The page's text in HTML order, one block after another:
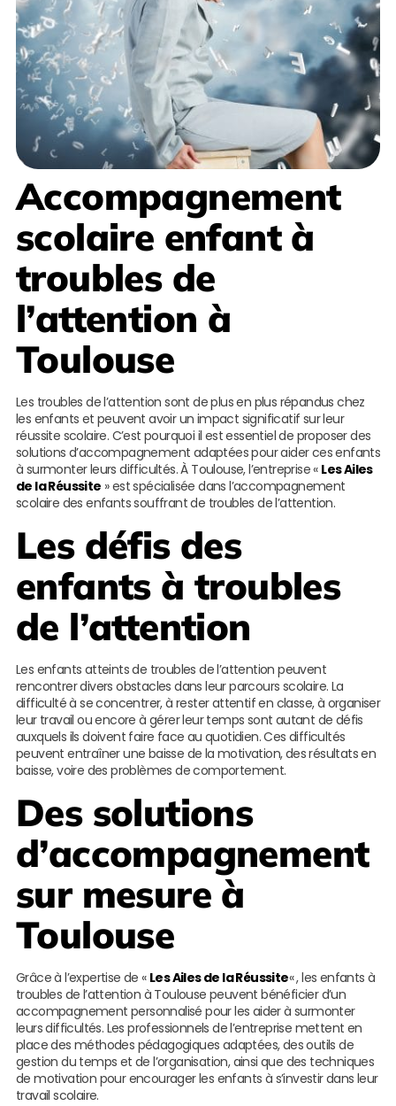
Accompagnement
scolaire enfant à
troubles de
l’attention à
Toulouse
Les troubles de l’attention sont de plus en plus répandus chez
les enfants et peuvent avoir un impact significatif sur leur
réussite scolaire. C’est pourquoi il est essentiel de proposer des
solutions d’accompagnement adaptées pour aider ces enfants
à surmonter leurs difficultés. À Toulouse, l’entreprise « Les Ailes
de la Réussite » est spécialisée dans l’accompagnement
scolaire des enfants souffrant de troubles de l’attention.
Les défis des
enfants à troubles
de l’attention
Les enfants atteints de troubles de l’attention peuvent
rencontrer divers obstacles dans leur parcours scolaire. La
difficulté à se concentrer, à rester attentif en classe, à organiser
leur travail ou encore à gérer leur temps sont autant de défis
auxquels ils doivent faire face au quotidien. Ces difficultés
peuvent entraîner une baisse de la motivation, des résultats en
baisse, voire des problèmes de comportement.
Des solutions
d’accompagnement
sur mesure à
Toulouse
Grâce à l’expertise de « Les Ailes de la Réussite« , les enfants à
troubles de l’attention à Toulouse peuvent bénéficier d’un
accompagnement personnalisé pour les aider à surmonter
leurs difficultés. Les professionnels de l’entreprise mettent en
place des méthodes pédagogiques adaptées, des outils de
gestion du temps et de l’organisation, ainsi que des techniques
de motivation pour encourager les enfants à s’investir dans leur
travail scolaire.